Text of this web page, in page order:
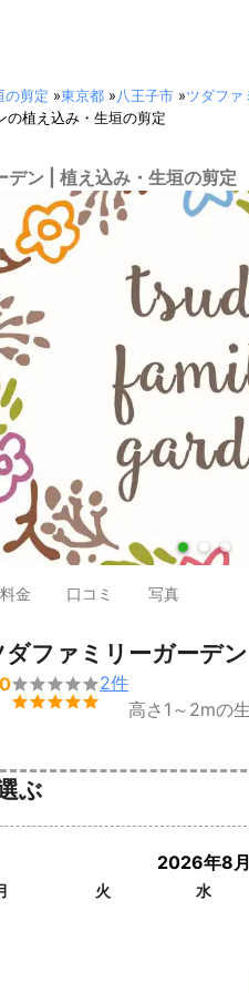
の剪定 »東京都 »八王子市 »ツダファ
の植え込み・生垣の剪定
デン | 植え込み・生垣の剪定
● ● ●
料金 口コミ 写真
ダファミリーガーデン


2件
高さ1～2mの
ぶ
2026年8月
火 水